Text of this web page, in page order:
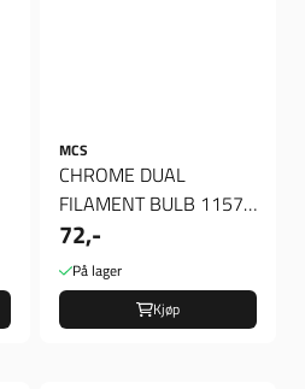
MCS
CHROME DUAL
FILAMENT BULB 1157,
Blinklys pære
72,-
På lager
Kjøp